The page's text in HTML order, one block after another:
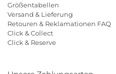
Größentabellen
Versand & Lieferung
Retouren & Reklamationen FAQ
Click & Collect
Click & Reserve